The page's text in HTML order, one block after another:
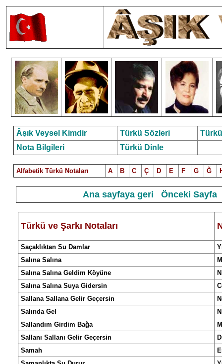
Âşık Veysel Kimdir Türkü Sözleri
Nota Bilgileri
Türkü Dinle
Alfabetik Türkü Notaları A B C Ç D E F G Ğ
Ana sayfaya geri Önceki Sayfa
Türkü ve Şarkı Notaları
Saçaklıktan Su Damlar
Salına Salına
Salına Salına Geldim Köyüne
Salına Salına Suya Gidersin
Sallana Sallana Gelir Geçersin
Salında Gel
Sallandım Girdim Bağa
Sallanı Sallanı Gelir Geçersin
Samah